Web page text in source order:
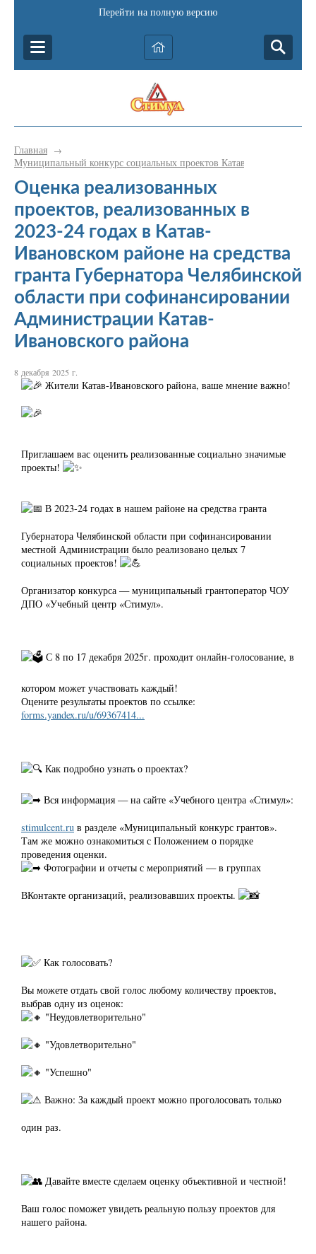
Перейти на полную версию
Главная →
Муниципальный конкурс социальных проектов Катав-Ивановского
Оценка реализованных
проектов, реализованных в
2023-24 годах в Катав-
Ивановском районе на средства
гранта Губернатора Челябинской
области при софинансировании
Администрации Катав-
Ивановского района
8 декабря 2025 г.
Жители Катав-Ивановского района, ваше мнение важно!
Приглашаем вас оценить реализованные социально значимые
проекты!
В 2023-24 годах в нашем районе на средства гранта
Губернатора Челябинской области при софинансировании
местной Администрации было реализовано целых 7
социальных проектов!
Организатор конкурса — муниципальный грантоператор ЧОУ
ДПО «Учебный центр «Стимул».
С 8 по 17 декабря 2025г. проходит онлайн-голосование, в
котором может участвовать каждый!
Оцените результаты проектов по ссылке:
forms.yandex.ru/u/69367414...
Как подробно узнать о проектах?
Вся информация — на сайте «Учебного центра «Стимул»:
stimulcent.ru в разделе «Муниципальный конкурс грантов».
Там же можно ознакомиться с Положением о порядке
проведения оценки.
Фотографии и отчеты с мероприятий — в группах
ВКонтакте организаций, реализовавших проекты.
Как голосовать?
Вы можете отдать свой голос любому количеству проектов,
выбрав одну из оценок:
"Неудовлетворительно"
"Удовлетворительно"
"Успешно"
Важно: За каждый проект можно проголосовать только
один раз.
Давайте вместе сделаем оценку объективной и честной!
Ваш голос поможет увидеть реальную пользу проектов для
нашего района.